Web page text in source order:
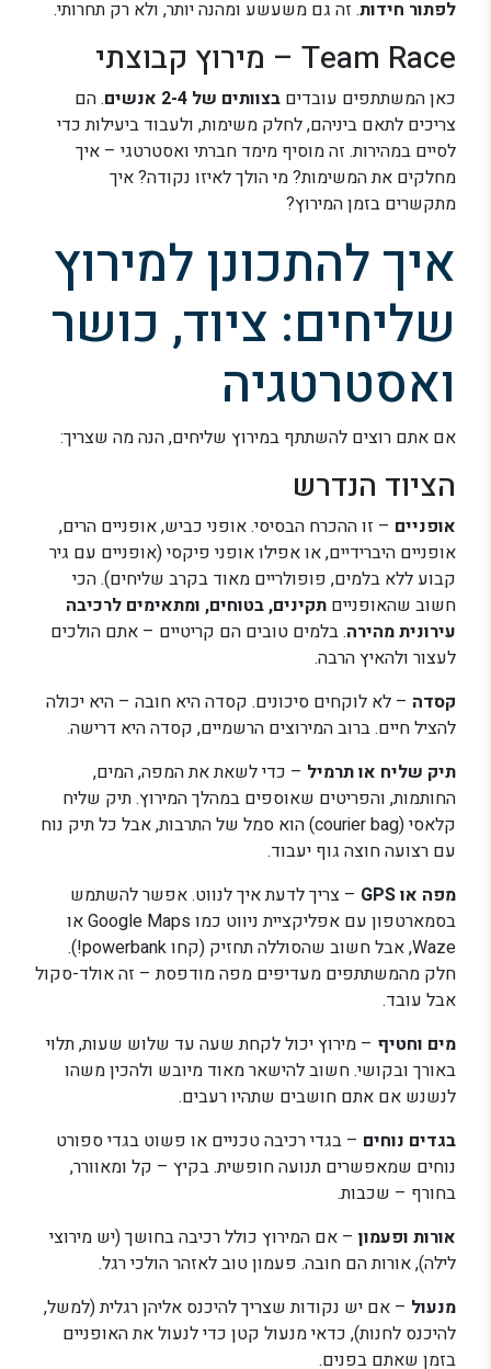
לפתור חידות. זה גם משעשע ומהנה יותר, ולא רק תחרותי.
Team Race – מירוץ קבוצתי
כאן המשתתפים עובדים בצוותים של 2-4 אנשים
. הם
צריכים לתאם ביניהם, לחלק משימות, ולעבוד ביעילות כדי
לסיים במהירות. זה מוסיף מימד חברתי ואסטרטגי – איך
מחלקים את המשימות? מי הולך לאיזו נקודה? איך
מתקשרים בזמן המירוץ?
איך להתכונן למירוץ
שליחים: ציוד, כושר
ואסטרטגיה
אם אתם רוצים להשתתף במירוץ שליחים, הנה מה שצריך:
הציוד הנדרש
אופניים – זו ההכרח הבסיסי. אופני כביש, אופניים הרים,
אופניים היברידיים, או אפילו אופני פיקסי (אופניים עם גיר
קבוע ללא בלמים, פופולריים מאוד בקרב שליחים). הכי
חשוב שהאופניים תקינים, בטוחים, ומתאימים לרכיבה
עירונית מהירה. בלמים טובים הם קריטיים – אתם הולכים
לעצור ולהאיץ הרבה.
קסדה – לא לוקחים סיכונים. קסדה היא חובה – היא יכולה
להציל חיים. ברוב המירוצים הרשמיים, קסדה היא דרישה.
תיק שליח או תרמיל – כדי לשאת את המפה, המים,
החותמות, והפריטים שאוספים במהלך המירוץ. תיק שליח
קלאסי (courier bag) הוא סמל של התרבות, אבל כל תיק נוח
עם רצועה חוצה גוף יעבוד.
מפה או GPS
– צריך לדעת איך לנווט. אפשר להשתמש
בסמארטפון עם אפליקציית ניווט כמו Google Maps או
Waze, אבל חשוב שהסוללה תחזיק (קחו powerbank!).
חלק מהמשתתפים מעדיפים מפה מודפסת – זה אולד-סקול
אבל עובד.
מים וחטיף – מירוץ יכול לקחת שעה עד שלוש שעות, תלוי
באורך ובקושי. חשוב להישאר מאוד מיובש ולהכין משהו
לנשנש אם אתם חושבים שתהיו רעבים.
בגדים נוחים – בגדי רכיבה טכניים או פשוט בגדי ספורט
נוחים שמאפשרים תנועה חופשית. בקיץ – קל ומאוורר,
בחורף – שכבות.
אורות ופעמון – אם המירוץ כולל רכיבה בחושך (יש מירוצי
לילה), אורות הם חובה. פעמון טוב לאזהר הולכי רגל.
מנעול – אם יש נקודות שצריך להיכנס אליהן רגלית (למשל,
להיכנס לחנות), כדאי מנעול קטן כדי לנעול את האופניים
בזמן שאתם בפנים.